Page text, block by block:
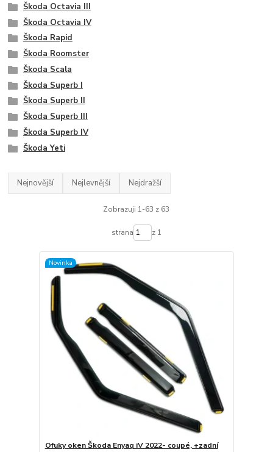
Škoda Octavia III
Škoda Octavia IV
Škoda Rapid
Škoda Roomster
Škoda Scala
Škoda Superb I
Škoda Superb II
Škoda Superb III
Škoda Superb IV
Škoda Yeti
Nejnovější Nejlevnější Nejdražší
Zobrazuji 1-63 z 63
strana z 1
Novinka
Ofuky oken Škoda Enyaq iV 2022- coupé, +zadní